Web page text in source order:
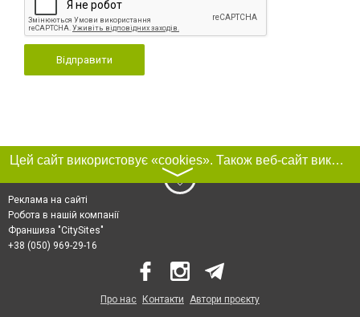
Відправити
Цей сайт використовує «cookies». Також веб-сайт використовує інтернет-сервіс для збору технічних даних стосовно відвідувачів з метою отримання маркетингової та статистичної інформації. Умови обробки даних відвідувачів сайту див.
〉
Реклама на сайті
Робота в нашій компанії
Франшиза "CitySites"
+38 (050) 969-29-16
Про нас Контакти Автори проєкту